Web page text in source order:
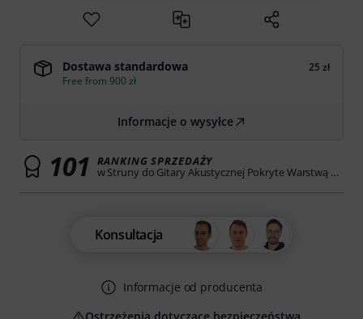
Dostawa standardowa
25 zł
Free from 900 zł
Informacje o wysyłce
101 RANKING SPRZEDAŻY
w Struny do Gitary Akustycznej Pokryte Warstwą Ochronną
Konsultacja
Informacje od producenta